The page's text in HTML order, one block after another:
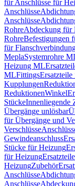
für Anschlüsse für
Anschlüsse
Anschlüsse
RohreAbdeckung für
RohreBefestigungen
für
MeplaSystemrohre
Heizung ML
MLFittings
Kupplungen
ReduktionenWinkel
StückeInnenliegende
Übergänge unlösbar
für Übergänge und
Verschlüsse
Gewindeanschluss
Stücke für Heizung
für Heizung
HeizungZubehör
Anschlüsse
Anschlüsse